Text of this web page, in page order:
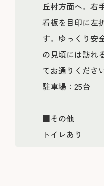
丘村方面へ。右
看板を目印に左
す。ゆっくり安
の見頃には訪れ
てお通りくださ
駐車場：25台
■その他
トイレあり